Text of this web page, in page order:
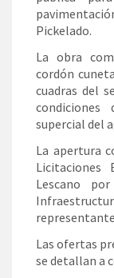
Pickelado.
La obra
cordón
cuadras del
supercial del
La apertura
Licitaciones
Lescano
Las ofertas
se detallan a